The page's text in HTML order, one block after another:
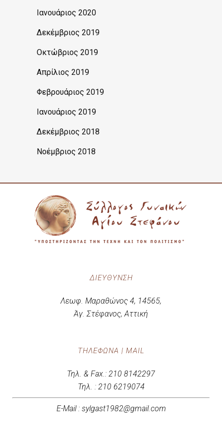
Ιανουάριος 2020
Δεκέμβριος 2019
Οκτώβριος 2019
Απρίλιος 2019
Φεβρουάριος 2019
Ιανουάριος 2019
Δεκέμβριος 2018
Νοέμβριος 2018
ΔΙΕΎΘΥΝΣΗ
Λεωφ. Μαραθώνος 4, 14565,
Άγ. Στέφανος, Αττική
ΤΗΛΈΦΩΝΑ | MAIL
Τηλ. & Fax.: 210 8142297
Τηλ. : 210 6219074
E-Mail : sylgast1982@gmail.com